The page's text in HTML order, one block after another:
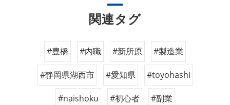
関連タグ
#豊橋 #内職 #新所原 #製造業
#静岡県湖西市 #愛知県 #toyohashi
#naishoku #初心者 #副業